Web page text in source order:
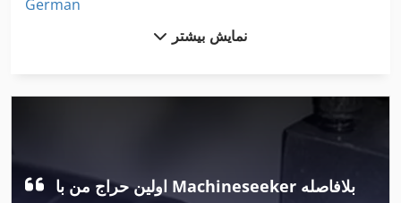
German
International 1586
نمایش بیشتر